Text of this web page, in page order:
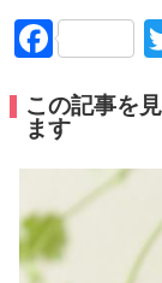
この記事を
ます